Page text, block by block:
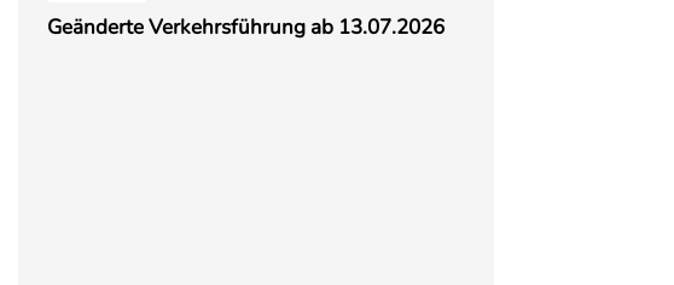
Geänderte Verkehrsführung ab 13.07.2026